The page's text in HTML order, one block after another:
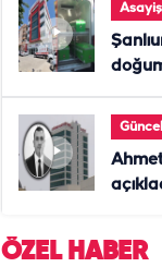
Asayiş
Güncel
ÖZEL HABER